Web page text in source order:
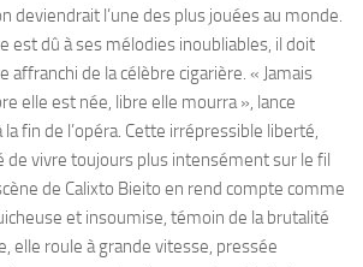
deviendrait l’une des plus jouées au monde.
est dû à ses mélodies inoubliables, il doit
affranchi de la célèbre cigarière. « Jamais
elle est née, libre elle mourra », lance
la fin de l’opéra. Cette irrépressible liberté,
de vivre toujours plus intensément sur le fil
de Calixto Bieito en rend compte comme
et insoumise, témoin de la brutalité
elle roule à grande vitesse, pressée